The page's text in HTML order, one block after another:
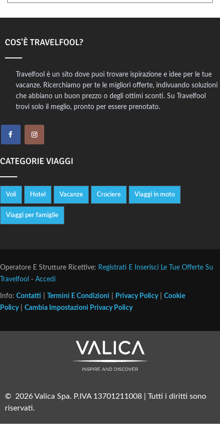
tuo utilizzo dei loro servizi.
COS'È TRAVELFOOL?
Travelfool è un sito dove puoi trovare ispirazione e idee per le tue
vacanze. Ricerchiamo per te le migliori offerte, indivuando soluzioni
che abbiano un buon prezzo o degli ottimi sconti. Su Travelfool
trovi solo il meglio, pronto per essere prenotato.
CATEGORIE VIAGGI
Voli Hotel Vacanze Crociere Viaggi in moto
Viaggi per famiglie
Operatore E Strutture Ricettive: Registrati E Inserisci Le Tue Offerte Su
Travelfool - Accedi
Info: Contatti Termini E Condizioni Privacy Policy| Cookie
Policy| Cambia Impostazioni Privacy Policy
© 2026 Valica Spa. P.IVA 13701211008 | Tutti i diritti sono
riservati.